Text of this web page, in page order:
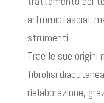
artromiofasciali
strumenti.
Trae le sue
fibrolisi
rielaborazione,